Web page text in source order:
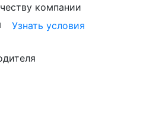
компании
Узнать условия